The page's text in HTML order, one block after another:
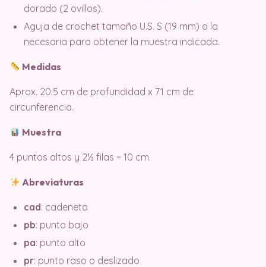
dorado (2 ovillos).
Aguja de crochet tamaño U.S. S (19 mm) o la
necesaria para obtener la muestra indicada.
Medidas
Aprox. 20.5 cm de profundidad x 71 cm de
circunferencia.
Muestra
4 puntos altos y 2½ filas = 10 cm.
Abreviaturas
cad: cadeneta
pb: punto bajo
pa: punto alto
pr: punto raso o deslizado